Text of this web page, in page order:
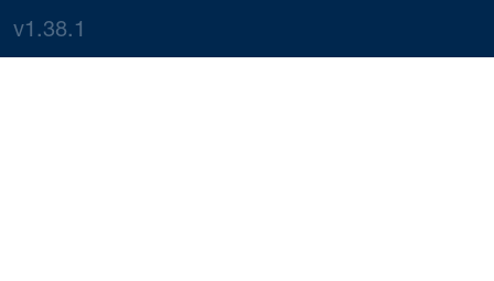
v1.38.1